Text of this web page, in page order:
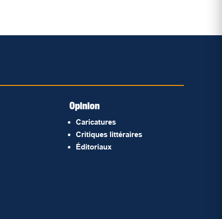
Opinion
Caricatures
Critiques littéraires
Éditoriaux